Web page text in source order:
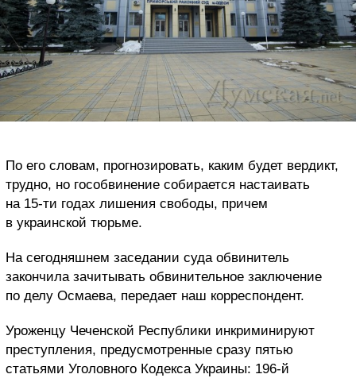
По его словам, прогнозировать, каким будет вердикт,
трудно, но гособвинение собирается настаивать
на 15-ти годах лишения свободы, причем
в украинской тюрьме.
На сегодняшнем заседании суда обвинитель
закончила зачитывать обвинительное заключение
по делу Осмаева, передает наш корреспондент.
Уроженцу Чеченской Республики инкриминируют
преступления, предусмотренные сразу пятью
статьями Уголовного Кодекса Украины: 196-й